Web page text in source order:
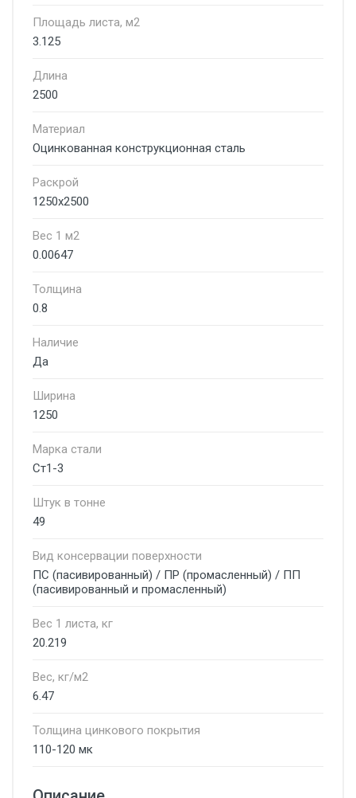
Площадь листа, м2
3.125
Длина
2500
Материал
Оцинкованная конструкционная сталь
Раскрой
1250x2500
Вес 1 м2
0.00647
Толщина
0.8
Наличие
Да
Ширина
1250
Марка стали
Ст1-3
Штук в тонне
49
Вид консервации поверхности
ПС (пасивированный) / ПР (промасленный) / ПП
(пасивированный и промасленный)
Вес 1 листа, кг
20.219
Вес, кг/м2
6.47
Толщина цинкового покрытия
110-120 мк